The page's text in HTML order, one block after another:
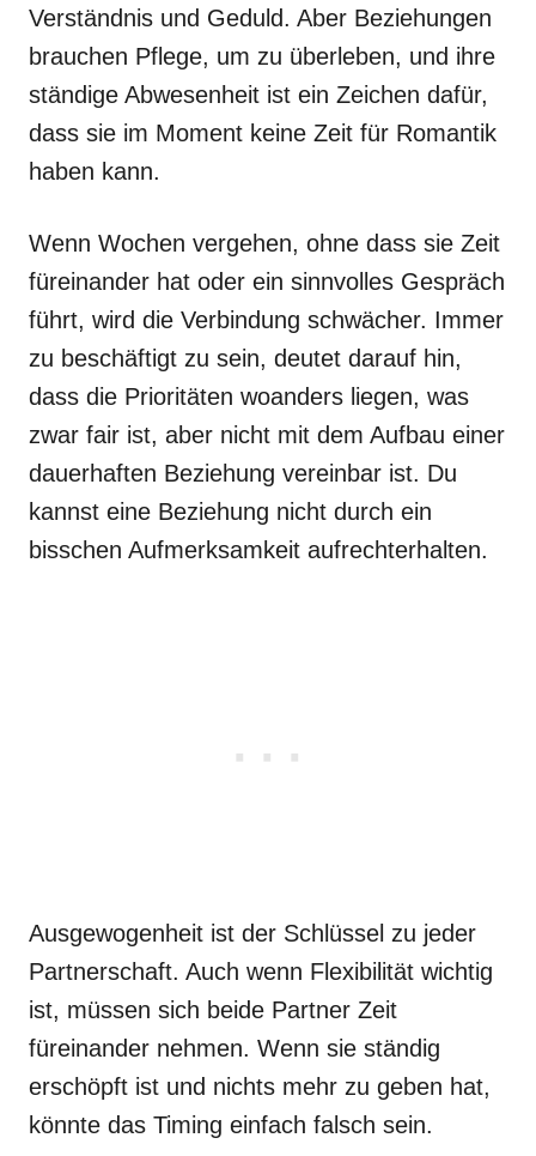
Verständnis und Geduld. Aber Beziehungen
brauchen Pflege, um zu überleben, und ihre
ständige Abwesenheit ist ein Zeichen dafür,
dass sie im Moment keine Zeit für Romantik
haben kann.
Wenn Wochen vergehen, ohne dass sie Zeit
füreinander hat oder ein sinnvolles Gespräch
führt, wird die Verbindung schwächer. Immer
zu beschäftigt zu sein, deutet darauf hin,
dass die Prioritäten woanders liegen, was
zwar fair ist, aber nicht mit dem Aufbau einer
dauerhaften Beziehung vereinbar ist. Du
kannst eine Beziehung nicht durch ein
bisschen Aufmerksamkeit aufrechterhalten.
Ausgewogenheit ist der Schlüssel zu jeder
Partnerschaft. Auch wenn Flexibilität wichtig
ist, müssen sich beide Partner Zeit
füreinander nehmen. Wenn sie ständig
erschöpft ist und nichts mehr zu geben hat,
könnte das Timing einfach falsch sein.